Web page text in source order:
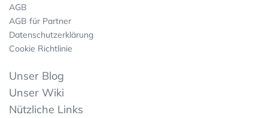
AGB
AGB für Partner
Datenschutzerklärung
Cookie Richtlinie
Unser Blog
Unser Wiki
Nützliche Links